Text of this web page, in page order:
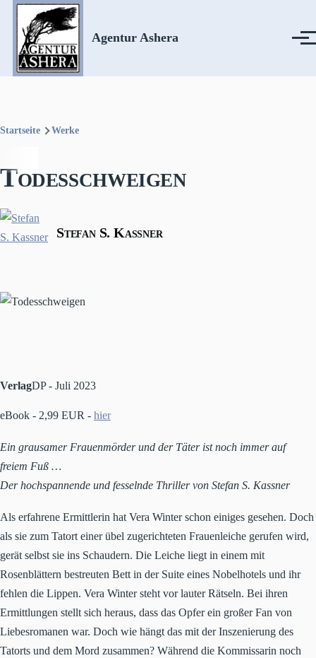
Direkt zum Inhalt
Agentur Ashera Menü
Startseite Werke
Todesschweigen
Stefan S. Kassner
VerlagDP - Juli 2023
eBook - 2,99 EUR - hier
Ein grausamer Frauenmörder und der Täter ist noch immer auf
freiem Fuß …
Der hochspannende und fesselnde Thriller von Stefan S. Kassner
Als erfahrene Ermittlerin hat Vera Winter schon einiges gesehen. Doch
als sie zum Tatort einer übel zugerichteten Frauenleiche gerufen wird,
gerät selbst sie ins Schaudern. Die Leiche liegt in einem mit
Rosenblättern bestreuten Bett in der Suite eines Nobelhotels und ihr
fehlen die Lippen. Vera Winter steht vor lauter Rätseln. Bei ihren
Ermittlungen stellt sich heraus, dass das Opfer ein großer Fan von
Liebesromanen war. Doch wie hängt das mit der Inszenierung des
Tatorts und dem Mord zusammen? Während die Kommissarin noch